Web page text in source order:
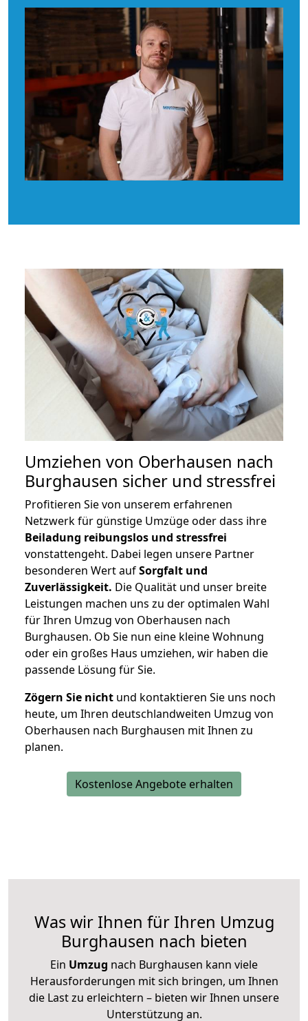
Umziehen von Oberhausen nach
Burghausen sicher und stressfrei
Profitieren Sie von unserem erfahrenen
Netzwerk für günstige Umzüge oder dass ihre
Beiladung reibungslos und stressfrei
vonstattengeht. Dabei legen unsere Partner
besonderen Wert aufSorgfalt und
Zuverlässigkeit. Die Qualität und unser breite
Leistungen machen uns zu der optimalen Wahl
für Ihren Umzug von Oberhausen nach
Burghausen. Ob Sie nun eine kleine Wohnung
oder ein großes Haus umziehen, wir haben die
passende Lösung für Sie.
Zögern Sie nicht und kontaktieren Sie uns noch
heute, um Ihren deutschlandweiten Umzug von
Oberhausen nach Burghausen mit Ihnen zu
planen.
Kostenlose Angebote erhalten
Was wir Ihnen für Ihren Umzug
Burghausen nach bieten
Ein Umzug nach Burghausen kann viele
Herausforderungen mit sich bringen, um Ihnen
die Last zu erleichtern – bieten wir Ihnen unsere
Unterstützung an.